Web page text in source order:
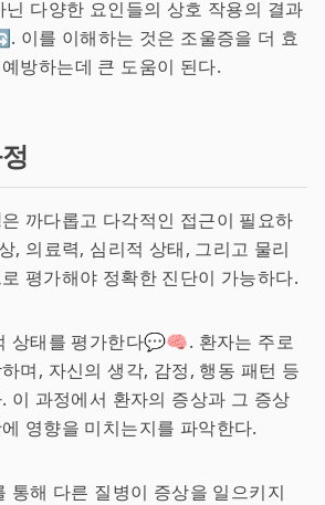
다양한 요인들의 상호 작용의 결과
이를 이해하는 것은 조울증을 더 효
방하는데 큰 도움이 된다.
은 까다롭고 다각적인 접근이 필요하
, 의료력, 심리적 상태, 그리고 물리
평가해야 정확한 진단이 가능하다.
상태를 평가한다💬🧠. 환자는 주로
며, 자신의 생각, 감정, 행동 패턴 등
이 과정에서 환자의 증상과 그 증상
영향을 미치는지를 파악한다.
통해 다른 질병이 증상을 일으키지